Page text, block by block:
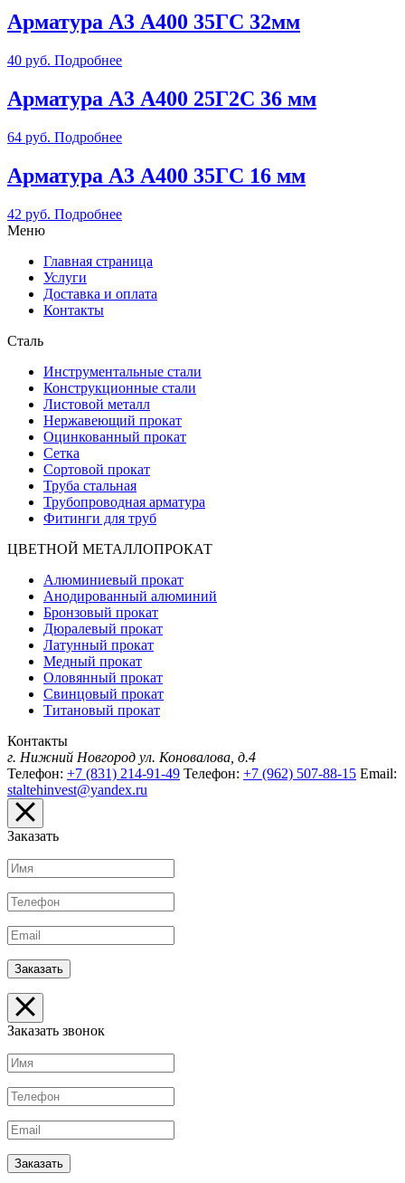
Арматура А3 А400 35ГС 32мм
40 руб. Подробнее
Арматура А3 А400 25Г2С 36 мм
64 руб. Подробнее
Арматура А3 А400 35ГС 16 мм
42 руб. Подробнее
Меню
Главная страница
Услуги
Доставка и оплата
Контакты
Сталь
Инструментальные стали
Конструкционные стали
Листовой металл
Нержавеющий прокат
Оцинкованный прокат
Сетка
Сортовой прокат
Труба стальная
Трубопроводная арматура
Фитинги для труб
ЦВЕТНОЙ МЕТАЛЛОПРОКАТ
Алюминиевый прокат
Анодированный алюминий
Бронзовый прокат
Дюралевый прокат
Латунный прокат
Медный прокат
Оловянный прокат
Свинцовый прокат
Титановый прокат
Контакты
г. Нижний Новгород ул. Коновалова, д.4
Телефон: +7 (831) 214-91-49 Телефон: +7 (962) 507-88-15 Email:
staltehinvest@yandex.ru
Заказать
Заказать звонок